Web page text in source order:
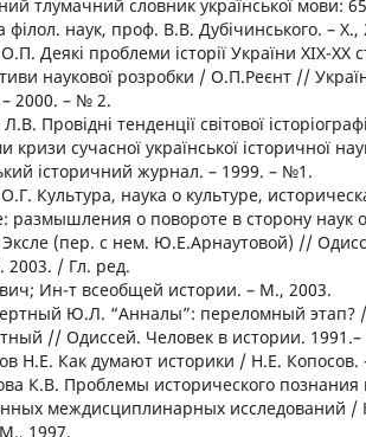
тлумачний словник української мови:
філол. наук, проф. В.В. Дубічинського. – Х.,
Деякі проблеми історії України ХІХ-ХХ
наукової розробки / О.П.Реєнт //
2000. – № 2.
Провідні тенденції світової
кризи сучасної української історичної
історичний журнал. – 1999. – №1.
Культура, наука о культуре,
размышления о повороте в сторону наук
Эксле (пер. с нем. Ю.Е.Арнаутовой) //
2003. / Гл. ред.
Ин-т всеобщей истории. – М., 2003.
Ю.Л. “Анналы”: переломный
// Одиссей. Человек в истории.
Н.Е. Как думают историки / Н.Е. Копосов.
К.В. Проблемы исторического познания
междисциплинарных исследований /
1997.